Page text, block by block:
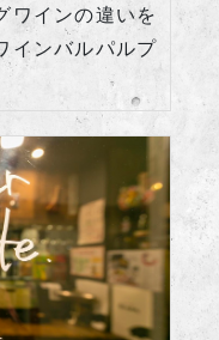
ワインの違いを
インバルパルプ